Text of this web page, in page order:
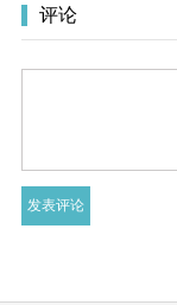
评论